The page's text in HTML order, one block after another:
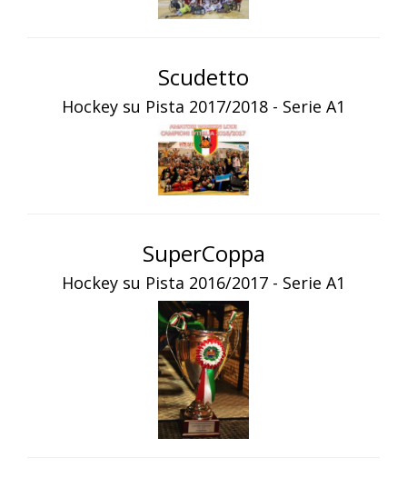
Scudetto
Hockey su Pista 2017/2018 - Serie A1
SuperCoppa
Hockey su Pista 2016/2017 - Serie A1